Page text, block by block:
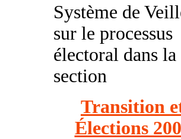
Système de
sur le processus
électoral dans la
section
Transition
Élections